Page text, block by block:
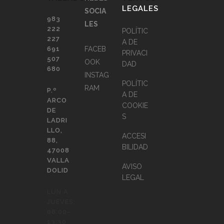
983
222
227
691
507
680
P.º
ARCO
DE
LADRI
LLO,
88,
47008
VALLA
DOLID
SOCIA
LES
FACEB
OOK
INSTAG
RAM
LEGALES
POLÍTIC
A DE
PRIVACI
DAD
POLÍTIC
A DE
COOKIE
S
ACCESI
BILIDAD
AVISO
LEGAL